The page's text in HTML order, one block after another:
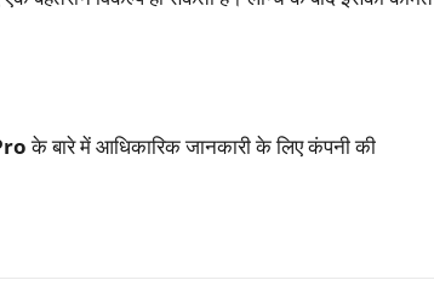
के बारे में आधिकारिक जानकारी के लिए कंपनी की